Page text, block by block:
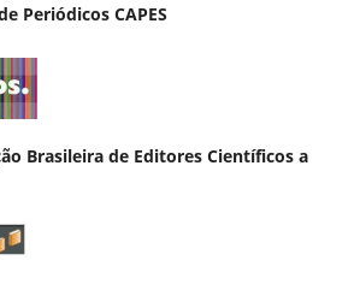
Periódicos CAPES
Brasileira de Editores Científicos a